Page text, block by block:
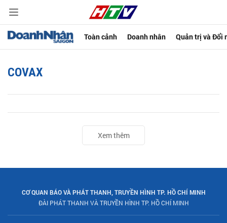
Toàn cảnh Doanh nhân Quản trị và Đổi
COVAX
Xem thêm
CƠ QUAN BÁO VÀ PHÁT THANH, TRUYỀN HÌNH TP. HỒ CHÍ MINH
ĐÀI PHÁT THANH VÀ TRUYỀN HÌNH TP. HỒ CHÍ MINH